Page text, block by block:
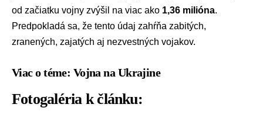
od začiatku vojny zvýšil na viac ako 1,36 milióna.
Predpokladá sa, že tento údaj zahŕňa zabitých,
zranených, zajatých aj nezvestných vojakov.
Viac o téme: Vojna na Ukrajine
Fotogaléria k článku: